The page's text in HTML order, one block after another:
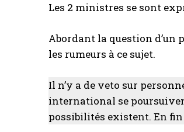
Les 2 ministres se sont
Abordant la question d’un
les rumeurs à ce sujet.
Il n’y a de veto sur
international se
possibilités existent. En